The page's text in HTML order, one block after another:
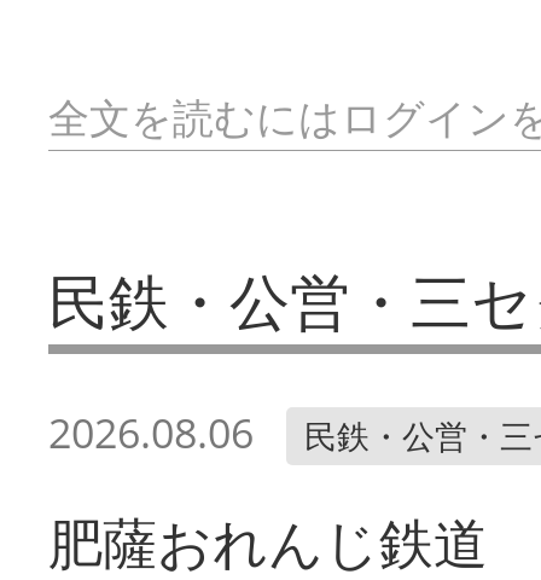
全文を読むにはログイン
民鉄・公営・三
2026.08.06 民鉄・公営・
肥薩おれんじ鉄